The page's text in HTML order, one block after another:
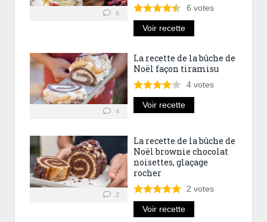
6
6 votes
Voir recette
4
La recette de la bûche de
Noël façon tiramisu
4 votes
Voir recette
2
La recette de la bûche de
Noël brownie chocolat
noisettes, glaçage
rocher
2 votes
Voir recette